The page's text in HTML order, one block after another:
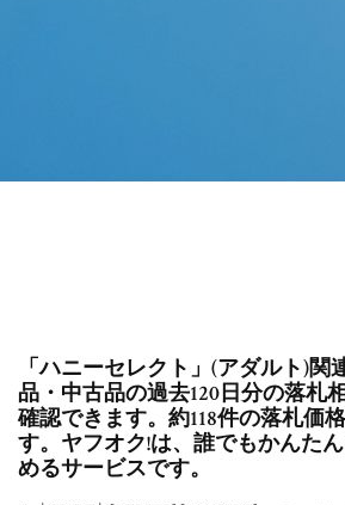
「ハニーセレクト」(アダルト)関
品・中古品の過去120日分の落札
確認できます。約118件の落札価
す。ヤフオク!は、誰でもかんた
めるサービスです。